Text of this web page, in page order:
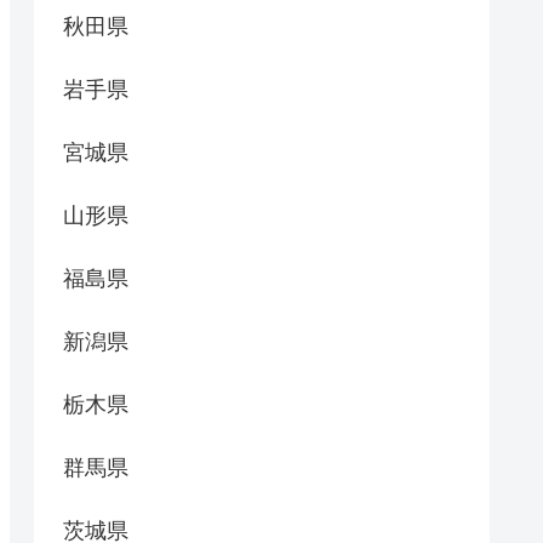
秋田県
岩手県
宮城県
山形県
福島県
新潟県
栃木県
群馬県
茨城県